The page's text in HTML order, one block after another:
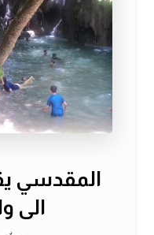
المقدسي
الى